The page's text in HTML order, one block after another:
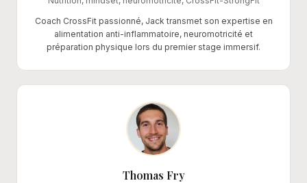
Coach CrossFit passionné, Jack transmet son expertise en
alimentation anti-inflammatoire, neuromotricité et
préparation physique lors du premier stage immersif.
Thomas Fry